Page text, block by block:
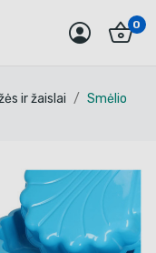
0
ir žaislai
Smėlio